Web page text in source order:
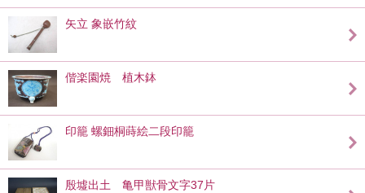
矢立 象嵌竹紋
偕楽園焼 植木鉢
印籠 螺鈿桐蒔絵二段印籠
殷墟出土 亀甲獣骨文字37片